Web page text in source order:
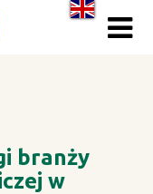
branży
w